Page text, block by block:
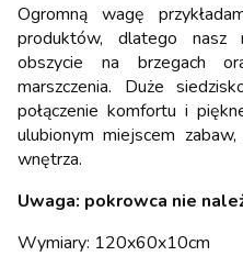
Ogromną wagę
produktów, dlatego nasz
obszycie na brzegach
marszczenia. Duże
połączenie komfortu i
ulubionym miejscem
wnętrza.
Uwaga: pokrowca nie
Wymiary: 120x60x10cm